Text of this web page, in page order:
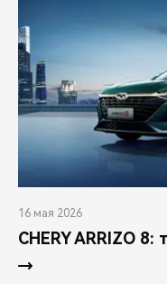
16 мая 2026
CHERY ARRIZO